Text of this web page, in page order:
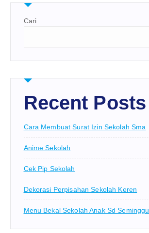
Cari
Recent Posts
Cara Membuat Surat Izin Sekolah Sma
Anime Sekolah
Cek Pip Sekolah
Dekorasi Perpisahan Sekolah Keren
Menu Bekal Sekolah Anak Sd Seminggu